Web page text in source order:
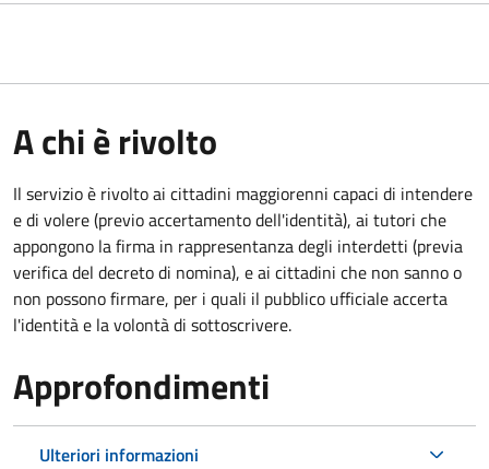
A chi è rivolto
Il servizio è rivolto ai cittadini maggiorenni capaci di intendere
e di volere (previo accertamento dell'identità), ai tutori che
appongono la firma in rappresentanza degli interdetti (previa
verifica del decreto di nomina), e ai cittadini che non sanno o
non possono firmare, per i quali il pubblico ufficiale accerta
l'identità e la volontà di sottoscrivere.
Approfondimenti
Ulteriori informazioni